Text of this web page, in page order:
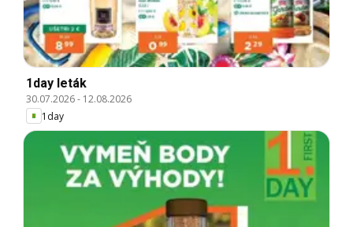
1day leták
30.07.2026- 12.08.2026
1day